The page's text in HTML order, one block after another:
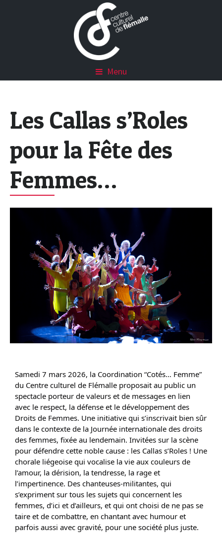
Menu
Les Callas s’Roles
pour la Fête des
Femmes…
Samedi 7 mars 2026, la Coordination “Cotés… Femme”
du Centre culturel de Flémalle proposait au public un
spectacle porteur de valeurs et de messages en lien
avec le respect, la défense et le développement des
Droits de Femmes. Une initiative qui s’inscrivait bien sûr
dans le contexte de la Journée internationale des droits
des femmes, fixée au lendemain. Invitées sur la scène
pour défendre cette noble cause : les Callas s’Roles ! Une
chorale liégeoise qui vocalise la vie aux couleurs de
l’amour, la dérision, la tendresse, la rage et
l’impertinence. Des chanteuses-militantes, qui
s’expriment sur tous les sujets qui concernent les
femmes, d’ici et d’ailleurs, et qui ont choisi de ne pas se
taire et de combattre, en chantant avec humour et
parfois aussi avec gravité, pour une société plus juste.